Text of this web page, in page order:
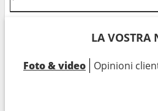
LA VOSTRA
Foto & video Opinioni